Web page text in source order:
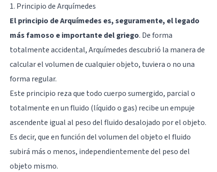
1. Principio de Arquímedes
El principio de Arquímedes es, seguramente, el legado
más famoso e importante del griego. De forma
totalmente accidental, Arquímedes descubrió la manera de
calcular el volumen de cualquier objeto, tuviera o no una
forma regular.
Este principio reza que todo cuerpo sumergido, parcial o
totalmente en un fluido (líquido o gas) recibe un empuje
ascendente igual al peso del fluido desalojado por el objeto.
Es decir, que en función del volumen del objeto el fluido
subirá más o menos, independientemente del peso del
objeto mismo.